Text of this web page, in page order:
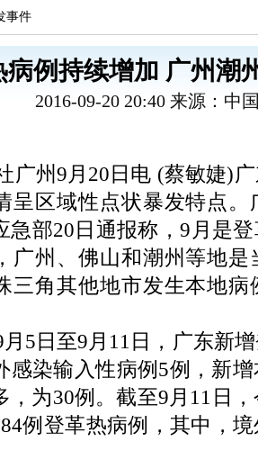
事件
病例持续增加 广州潮
2016-09-20 20:40 来源：中
广州9月20日电 (蔡敏婕)
呈区域性点状暴发特点。
急部20日通报称，9月是
广州、佛山和潮州等地是
三角其他地市发生本地
5日至9月11日，广东新
感染输入性病例5例，新
，为30例。截至9月11日
例登革热病例，其中，